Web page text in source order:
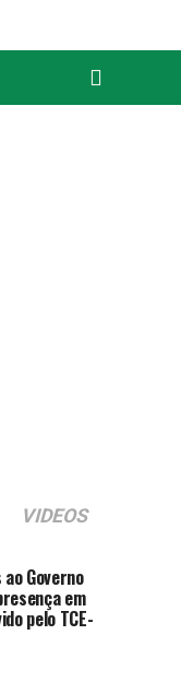
VIDEOS
Governo
em
pelo TCE-